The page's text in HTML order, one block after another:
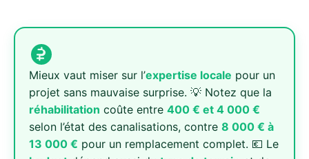
Mieux vaut miser sur l’expertise locale pour un
projet sans mauvaise surprise. 💡 Notez que la
réhabilitation coûte entre 400 € et 4 000 €
selon l’état des canalisations, contre 8 000 € à
13 000 € pour un remplacement complet. 💶 Le